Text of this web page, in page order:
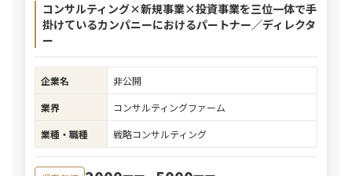
コンサルティング×新規事業×投資事業を三位一体で手
掛けているカンパニーにおけるパートナー／ディレクタ
ー
企業名
非公開
業界
コンサルティングファーム
業種・職種
戦略コンサルティング